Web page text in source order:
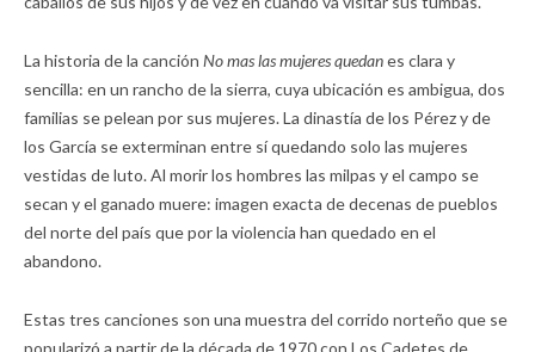
La historia de la canción No mas las mujeres quedanes clara y
sencilla: en un rancho de la sierra, cuya ubicación es ambigua, dos
familias se pelean por sus mujeres. La dinastía de los Pérez y de
los García se exterminan entre sí quedando solo las mujeres
vestidas de luto. Al morir los hombres las milpas y el campo se
secan y el ganado muere: imagen exacta de decenas de pueblos
del norte del país que por la violencia han quedado en el
abandono.
Estas tres canciones son una muestra del corrido norteño que se
popularizó a partir de la década de 1970 con Los Cadetes de